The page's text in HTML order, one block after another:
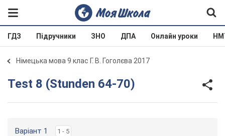
ГДЗ Підручники ЗНО ДПА Онлайн уроки
Німецька мова 9 клас Г. В. Гоголєва 2017
Test 8 (Stunden 64-70)
Варіант 1 1 - 5